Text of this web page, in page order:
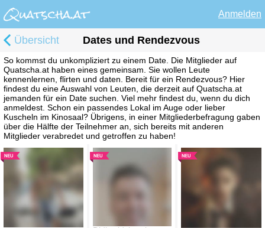
Anmelden
Übersicht Dates und Rendezvous
So kommst du unkompliziert zu einem Date. Die Mitglieder auf
Quatscha.at haben eines gemeinsam. Sie wollen Leute
kennenlernen, flirten und daten. Bereit für ein Rendezvous? Hier
findest du eine Auswahl von Leuten, die derzeit auf Quatscha.at
jemanden für ein Date suchen. Viel mehr findest du, wenn du dich
anmeldest. Schon ein passendes Lokal im Auge oder lieber
Kuscheln im Kinosaal? Übrigens, in einer Mitgliederbefragung gaben
über die Hälfte der Teilnehmer an, sich bereits mit anderen
Mitglieder verabredet und getroffen zu haben!